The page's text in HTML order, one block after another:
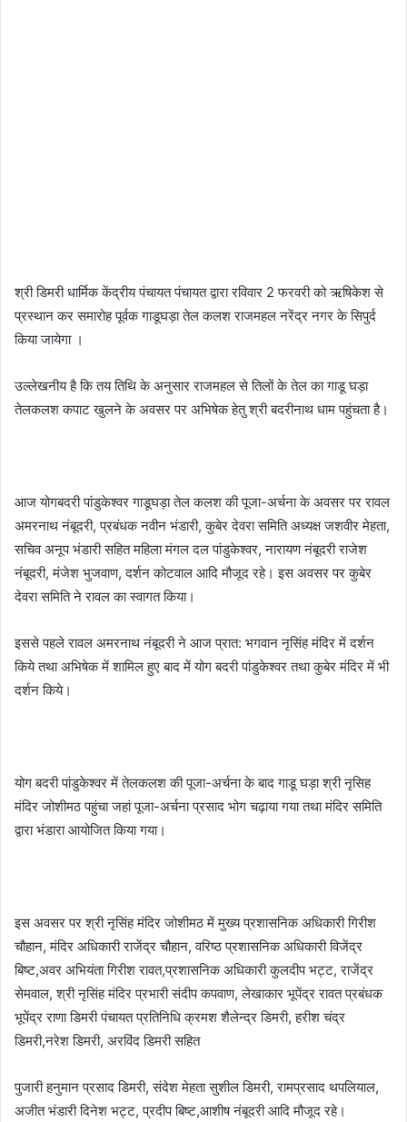
श्री डिमरी धार्मिक केंद्रीय पंचायत पंचायत द्वारा रविवार 2 फरवरी को ऋषिकेश से
प्रस्थान कर समारोह पूर्वक गाडूघड़ा तेल कलश राजमहल नरेंद्र नगर के सिपुर्द
किया जायेगा ।
उल्लेखनीय है कि तय तिथि के अनुसार राजमहल से तिलों के तेल का गाडू घड़ा
तेलकलश कपाट खुलने के अवसर पर अभिषेक हेतु श्री बदरीनाथ धाम पहुंचता है।
आज योगबदरी पांडुकेश्वर गाडूघड़ा तेल कलश की पूजा-अर्चना के अवसर पर रावल
अमरनाथ नंबूदरी, प्रबंधक नवीन भंडारी, कुबेर देवरा समिति अध्यक्ष जशवीर मेहता,
सचिव अनूप भंडारी सहित महिला मंगल दल पांडुकेश्वर, नारायण नंबूदरी राजेश
नंबूदरी, मंजेश भुजवाण, दर्शन कोटवाल आदि मौजूद रहे। इस अवसर पर कुबेर
देवरा समिति ने रावल का स्वागत किया।
इससे पहले रावल अमरनाथ नंबूदरी ने आज प्रात: भगवान नृसिंह मंदिर में दर्शन
किये तथा अभिषेक में शामिल हुए बाद में योग बदरी पांडुकेश्वर तथा कुबेर मंदिर में भी
दर्शन किये।
योग बदरी पांडुकेश्वर में तेलकलश की पूजा-अर्चना के बाद गाडू घड़ा श्री नृसिह
मंदिर जोशीमठ पहुंचा जहां पूजा-अर्चना प्रसाद भोग चढ़ाया गया तथा मंदिर समिति
द्वारा भंडारा आयोजित किया गया।
इस अवसर पर श्री नृसिंह मंदिर जोशीमठ में मुख्य प्रशासनिक अधिकारी गिरीश
चौहान, मंदिर अधिकारी राजेंद्र चौहान, वरिष्ठ प्रशासनिक अधिकारी विजेंद्र
बिष्ट,अवर अभियंता गिरीश रावत,प्रशासनिक अधिकारी कुलदीप भट्ट, राजेंद्र
सेमवाल, श्री नृसिंह मंदिर प्रभारी संदीप कपवाण, लेखाकार भूपेंद्र रावत प्रबंधक
भूपेंद्र राणा डिमरी पंचायत प्रतिनिधि क्रमश शैलेन्द्र डिमरी, हरीश चंद्र
डिमरी,नरेश डिमरी, अरविंद डिमरी सहित
पुजारी हनुमान प्रसाद डिमरी, संदेश मेहता सुशील डिमरी, रामप्रसाद थपलियाल,
अजीत भंडारी दिनेश भट्ट, प्रदीप बिष्ट,आशीष नंबूदरी आदि मौजूद रहे।